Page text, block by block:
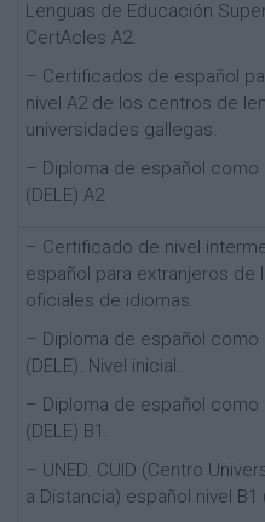
Lenguas de Educación
CertAcles A2.
– Certificados de español
nivel A2 de los centros de
universidades gallegas.
– Diploma de español como
(DELE) A2
– Certificado de nivel
español para extranjeros de
oficiales de idiomas.
– Diploma de español como
(DELE). Nivel inicial.
– Diploma de español como
(DELE) B1.
– UNED. CUID (Centro
a Distancia) español nivel B1